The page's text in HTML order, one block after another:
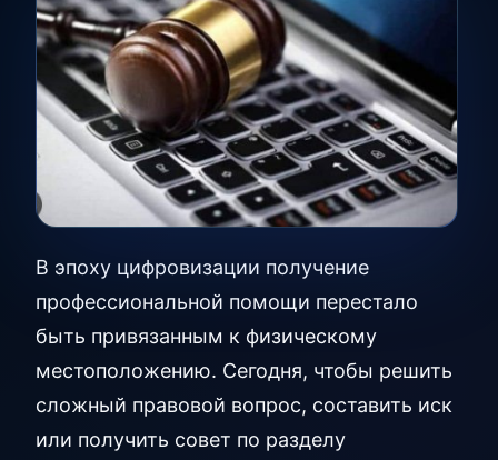
В эпоху цифровизации получение
профессиональной помощи перестало
быть привязанным к физическому
местоположению. Сегодня, чтобы решить
сложный правовой вопрос, составить иск
или получить совет по разделу